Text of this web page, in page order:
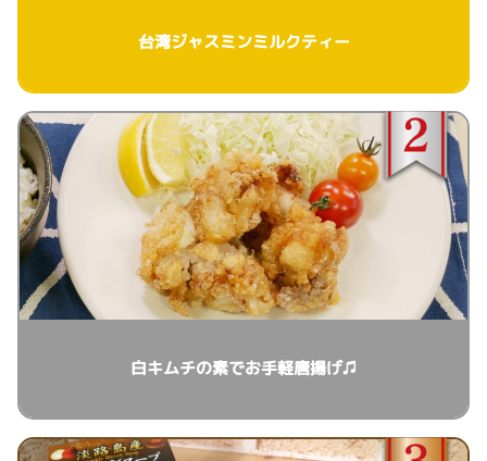
台湾ジャスミンミルクティー
白キムチの素でお手軽唐揚げ♫